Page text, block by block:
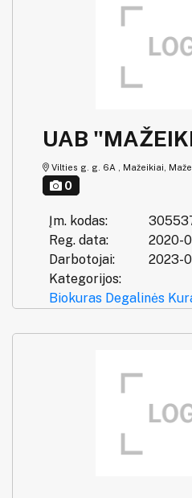
UAB
Vilties g. g. 6A , Mažeikiai,
0
Įm. kodas:
Reg. data:
2020-
Darbotojai:
2023-
Kategorijos:
Biokuras Degalinės